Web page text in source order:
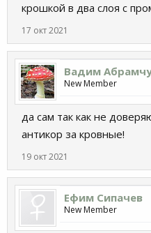
крошкой в два слоя с
17 окт 2021
Вадим
New Member
да сам так как не
антикор за кровные!
19 окт 2021
Ефим Сипачев
New Member